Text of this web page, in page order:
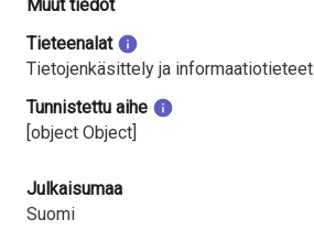
Muut tiedot
Tieteenalat
Tietojenkäsittely ja informaatiotieteet
Tunnistettu aihe
[object Object]
Julkaisumaa
Suomi